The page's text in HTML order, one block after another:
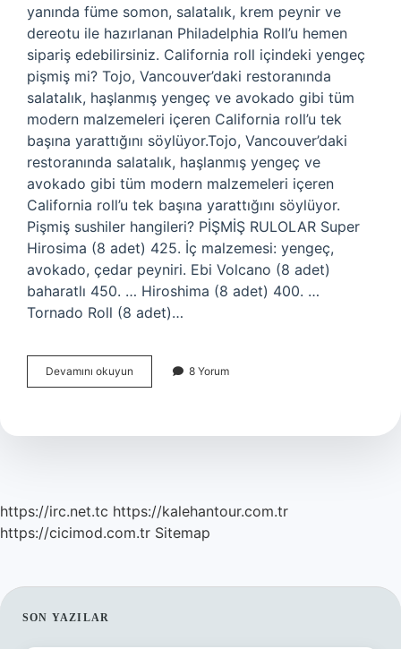
yanında füme somon, salatalık, krem ​​peynir ve
dereotu ile hazırlanan Philadelphia Roll’u hemen
sipariş edebilirsiniz. California roll içindeki yengeç
pişmiş mi? Tojo, Vancouver’daki restoranında
salatalık, haşlanmış yengeç ve avokado gibi tüm
modern malzemeleri içeren California roll’u tek
başına yarattığını söylüyor.Tojo, Vancouver’daki
restoranında salatalık, haşlanmış yengeç ve
avokado gibi tüm modern malzemeleri içeren
California roll’u tek başına yarattığını söylüyor.
Pişmiş sushiler hangileri? PİŞMİŞ RULOLAR Super
Hirosima (8 adet) 425. İç malzemesi: yengeç,
avokado, çedar peyniri. Ebi Volcano (8 adet)
baharatlı 450. … Hiroshima (8 adet) 400. …
Tornado Roll (8 adet)…
Devamını okuyun Philadelphia
Roll
Var
8 Yorum
https://irc.net.tc https://kalehantour.com.tr
https://cicimod.com.tr Sitemap
SIDEBAR
SON YAZILAR